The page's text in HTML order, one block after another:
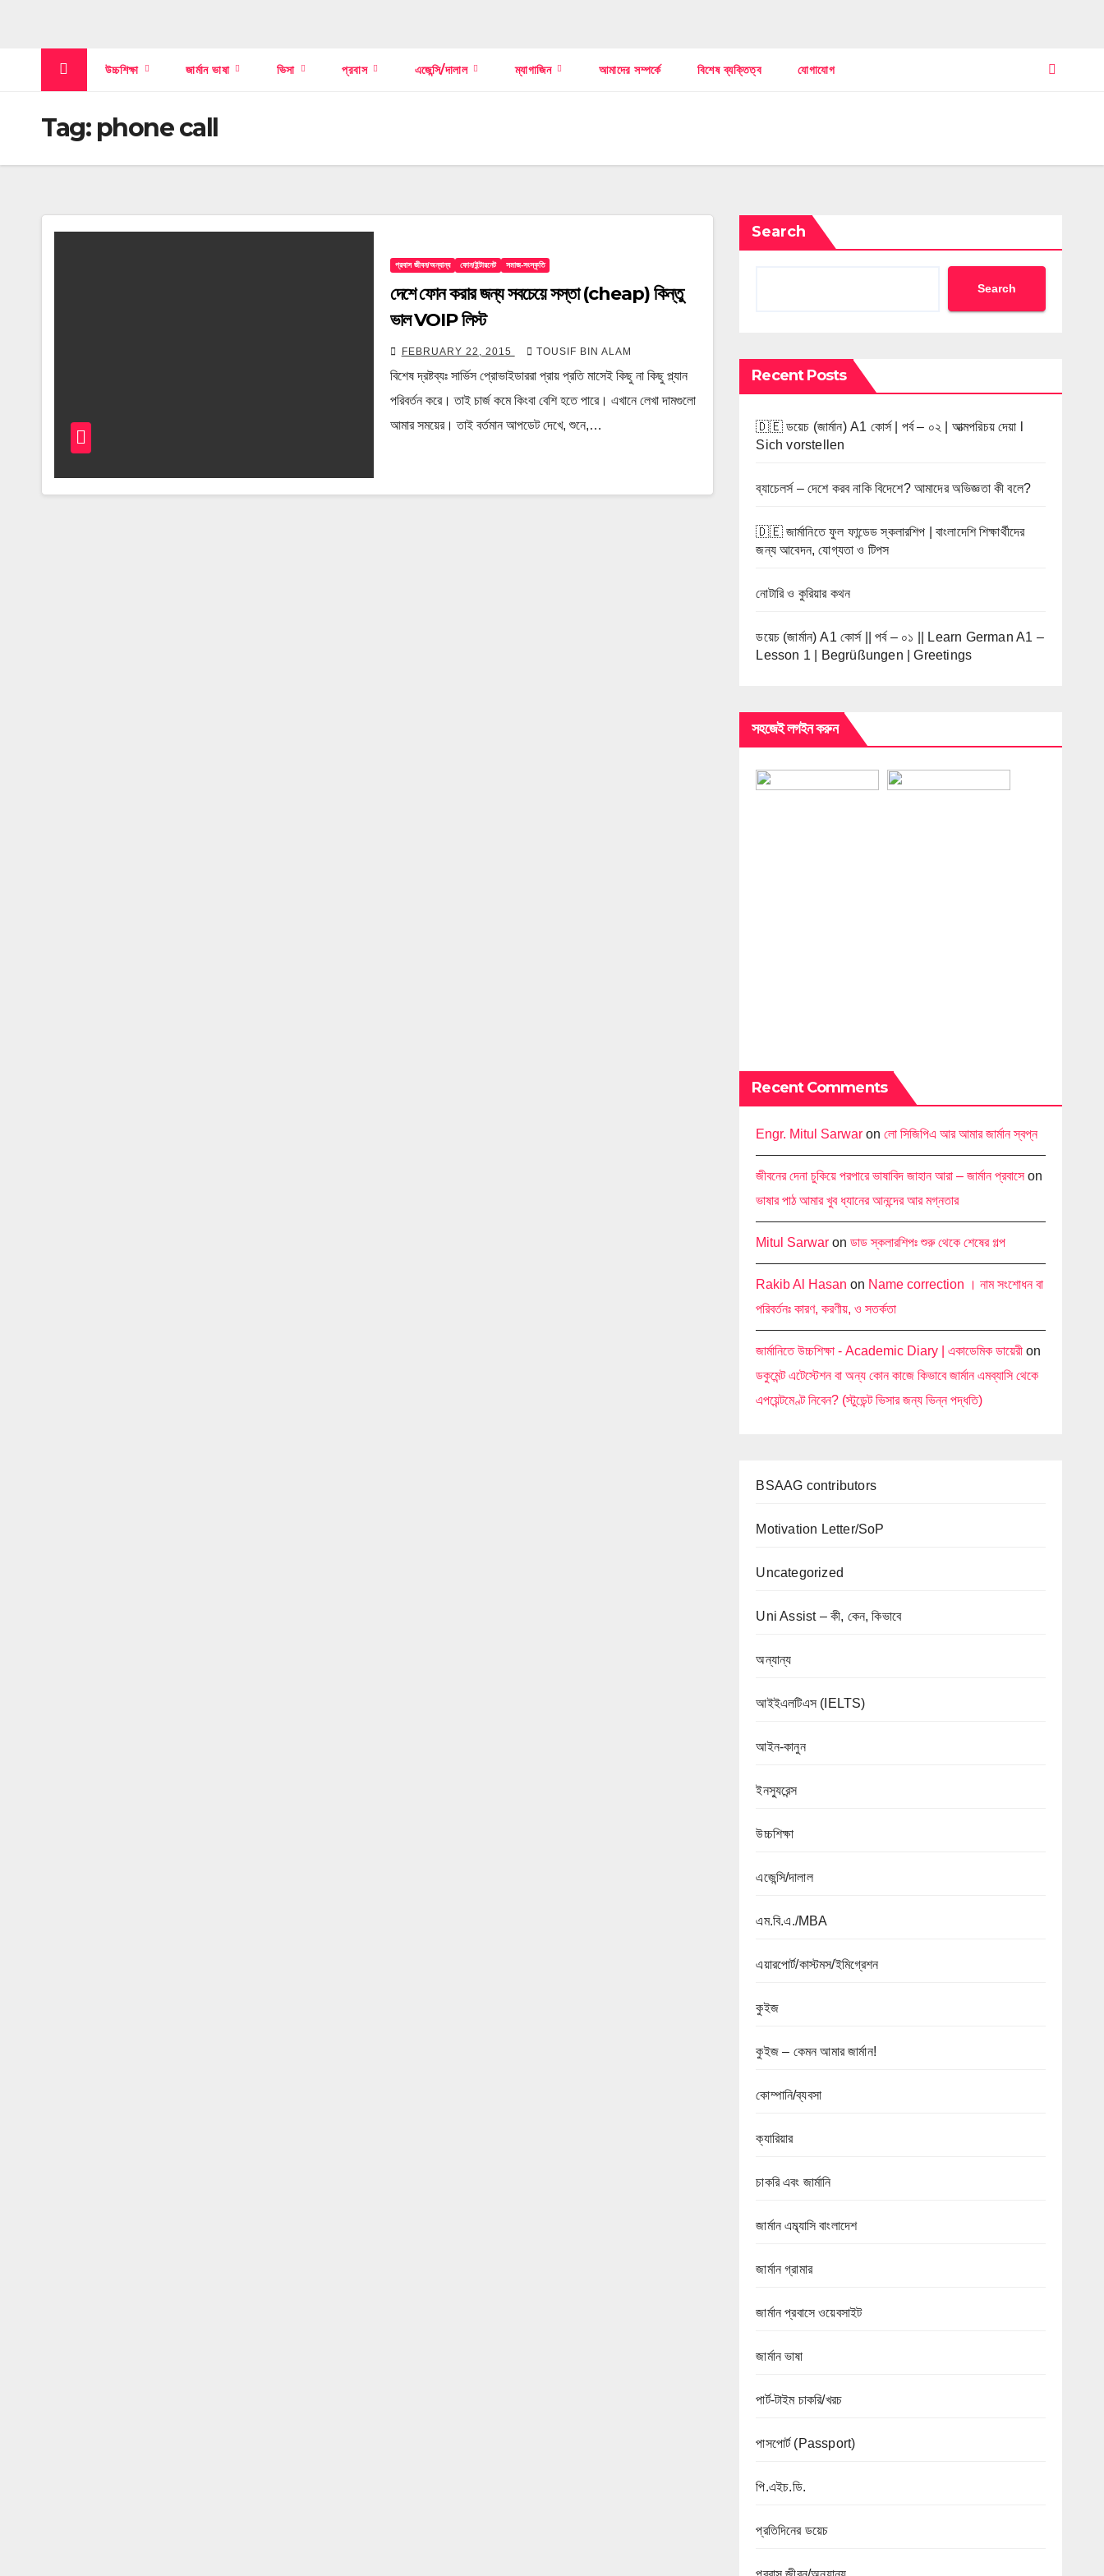
উচ্চশিক্ষা জার্মান ভাষা ভিসা প্রবাস এজেন্সি/দালাল ম্যাগাজিন আমাদের সম্পর্কে বিশেষ ব্যক্তিত্ব যোগাযোগ
Tag: phone call
প্রবাস জীবন/অন্যান্য ফোন/ইন্টারনেট সমাজ-সংস্কৃতি
দেশে ফোন করার জন্য সবচেয়ে সস্তা (cheap) কিন্তু
ভাল VOIP লিস্ট
FEBRUARY 22, 2015 TOUSIF BIN ALAM
বিশেষ দ্রষ্টব্যঃ সার্ভিস প্রোভাইডাররা প্রায় প্রতি মাসেই কিছু না কিছু প্ল্যান
পরিবর্তন করে। তাই চার্জ কমে কিংবা বেশি হতে পারে। এখানে লেখা দামগুলো
আমার সময়ের। তাই বর্তমান আপডেট দেখে, শুনে,…
Search
Search
Recent Posts
🇩🇪 ডয়েচ (জার্মান) A1 কোর্স | পর্ব – ০২ | আত্মপরিচয় দেয়া l
Sich vorstellen
ব্যাচেলর্স – দেশে করব নাকি বিদেশে? আমাদের অভিজ্ঞতা কী বলে?
🇩🇪 জার্মানিতে ফুল ফান্ডেড স্কলারশিপ | বাংলাদেশি শিক্ষার্থীদের
জন্য আবেদন, যোগ্যতা ও টিপস
নোটারি ও কুরিয়ার কথন
ডয়েচ (জার্মান) A1 কোর্স || পর্ব – ০১ || Learn German A1 –
Lesson 1 | Begrüßungen | Greetings
সহজেই লগইন করুন
Recent Comments
Engr. Mitul Sarwar onলো সিজিপিএ আর আমার জার্মান স্বপ্ন
জীবনের দেনা চুকিয়ে পরপারে ভাষাবিদ জাহান আরা – জার্মান প্রবাসেon
ভাষার পাঠ আমার খুব ধ্যানের আনন্দের আর মগ্নতার
Mitul Sarwar onডাড স্কলারশিপঃ শুরু থেকে শেষের গল্প
Rakib Al Hasan on Name correction । নাম সংশোধন বা
পরিবর্তনঃ কারণ, করণীয়, ও সতর্কতা
জার্মানিতে উচ্চশিক্ষা - Academic Diary | একাডেমিক ডায়েরী on
ডকুমেন্ট এটেস্টেশন বা অন্য কোন কাজে কিভাবে জার্মান এমব্যাসি থেকে
এপয়েন্টমেণ্ট নিবেন? (স্টুডেন্ট ভিসার জন্য ভিন্ন পদ্ধতি)
BSAAG contributors
Motivation Letter/SoP
Uncategorized
Uni Assist – কী, কেন, কিভাবে
অন্যান্য
আইইএলটিএস (IELTS)
আইন-কানুন
ইনস্যুরেন্স
উচ্চশিক্ষা
এজেন্সি/দালাল
এম.বি.এ./MBA
এয়ারপোর্ট/কাস্টমস/ইমিগ্রেশন
কুইজ
কুইজ – কেমন আমার জার্মান!
কোম্পানি/ব্যবসা
ক্যারিয়ার
চাকরি এবং জার্মানি
জার্মান এম্ব্যাসি বাংলাদেশ
জার্মান গ্রামার
জার্মান প্রবাসে ওয়েবসাইট
জার্মান ভাষা
পার্ট-টাইম চাকরি/খরচ
পাসপোর্ট (Passport)
পি.এইচ.ডি.
প্রতিদিনের ডয়েচ